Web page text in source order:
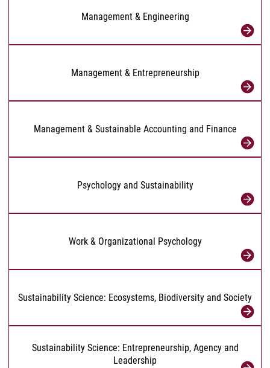
Management & Engineering
Management & Entrepreneurship
Management & Sustainable Accounting and Finance
Psychology and Sustainability
Work & Organizational Psychology
Sustainability Science: Ecosystems, Biodiversity and Society
Sustainability Science: Entrepreneurship, Agency and
Leadership